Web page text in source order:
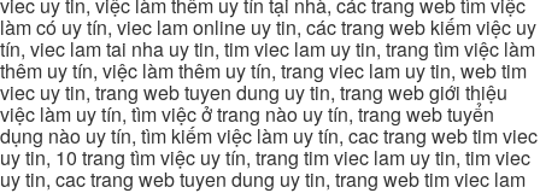
làm có uy tín, viec lam online uy tin, các trang web kiếm việc uy
tín, viec lam tai nha uy tin, tim viec lam uy tin, trang tìm việc làm
thêm uy tín, việc làm thêm uy tín, trang viec lam uy tin, web tim
viec uy tin, trang web tuyen dung uy tin, trang web giới thiệu
việc làm uy tín, tìm việc ở trang nào uy tín, trang web tuyển
dụng nào uy tín, tìm kiếm việc làm uy tín, cac trang web tim viec
uy tin, 10 trang tìm việc uy tín, trang tim viec lam uy tin, tim viec
uy tin, cac trang web tuyen dung uy tin, trang web tim viec lam